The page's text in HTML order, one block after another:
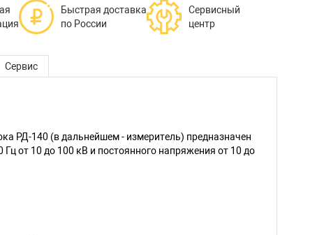
Быстрая доставка
по России
Сервисный
центр
Сервис
РД-140 (в дальнейшем - измеритель) предназначен
от 10 до 100 кВ и постоянного напряжения от 10 до